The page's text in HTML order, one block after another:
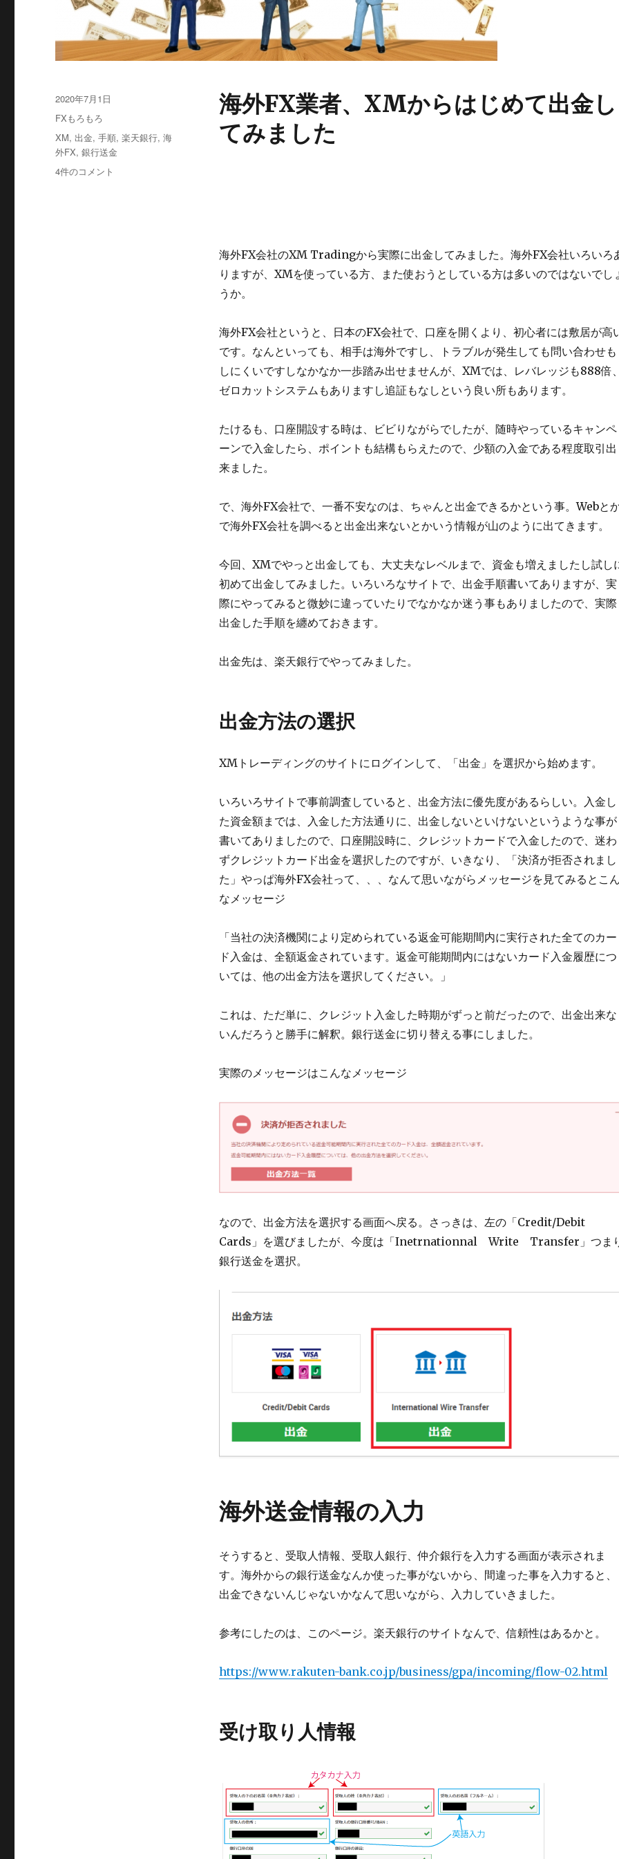
海外FX業者、XMからはじめて出金し
てみました
海外FX会社のXM Tradingから実際に出金してみました。海外FX会社いろいろ
りますが、XMを使っている方、また使おうとしている方は多いのではないでし
うか。
海外FX会社というと、日本のFX会社で、口座を開くより、初心者には敷居が高
です。なんといっても、相手は海外ですし、トラブルが発生しても問い合わせも
しにくいですしなかなか一歩踏み出せませんが、XMでは、レバレッジも888倍
ゼロカットシステムもありますし追証もなしという良い所もあります。
たけるも、口座開設する時は、ビビりながらでしたが、随時やっているキャンペ
ーンで入金したら、ポイントも結構もらえたので、少額の入金である程度取引出
来ました。
で、海外FX会社で、一番不安なのは、ちゃんと出金できるかという事。Webと
で海外FX会社を調べると出金出来ないとかいう情報が山のように出てきます。
今回、XMでやっと出金しても、大丈夫なレベルまで、資金も増えましたし試し
初めて出金してみました。いろいろなサイトで、出金手順書いてありますが、実
際にやってみると微妙に違っていたりでなかなか迷う事もありましたので、実際
出金した手順を纏めておきます。
出金先は、楽天銀行でやってみました。
出金方法の選択
XMトレーディングのサイトにログインして、「出金」を選択から始めます。
いろいろサイトで事前調査していると、出金方法に優先度があるらしい。入金し
た資金額までは、入金した方法通りに、出金しないといけないというような事が
書いてありましたので、口座開設時に、クレジットカードで入金したので、迷わ
ずクレジットカード出金を選択したのですが、いきなり、「決済が拒否されまし
た」やっぱ海外FX会社って、、、なんて思いながらメッセージを見てみるとこ
なメッセージ
「当社の決済機関により定められている返金可能期間内に実行された全てのカー
ド入金は、全額返金されています。返金可能期間内にはないカード入金履歴につ
いては、他の出金方法を選択してください。」
これは、ただ単に、クレジット入金した時期がずっと前だったので、出金出来な
いんだろうと勝手に解釈。銀行送金に切り替える事にしました。
実際のメッセージはこんなメッセージ
なので、出金方法を選択する画面へ戻る。さっきは、左の「Credit/Debit
Cards」を選びましたが、今度は「Inetrnationnal Write Transfer」つま
銀行送金を選択。
海外送金情報の入力
そうすると、受取人情報、受取人銀行、仲介銀行を入力する画面が表示されま
す。海外からの銀行送金なんか使った事がないから、間違った事を入力すると、
出金できないんじゃないかなんて思いながら、入力していきました。
参考にしたのは、このページ。楽天銀行のサイトなんで、信頼性はあるかと。
https://www.rakuten-bank.co.jp/business/gpa/incoming/flow-02.html
受け取り人情報
投
稿
2020年7月1日
カ
テ
ゴ
リ
ー
FXもろもろ
タ
グ
XM, 出金,手順,楽天銀行,海
外FX,銀行送金
XM
4件のコメント